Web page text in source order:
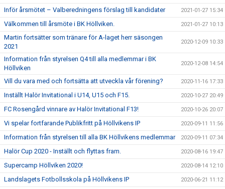
Inför årsmötet – Valberedningens förslag till kandidater 2021-01-27 15:34
Välkommen till årsmöte i BK Höllviken. 2021-01-27 10:13
Martin fortsätter som tränare för A-laget herr säsongen
2021
2020-12-09 10:33
Information från styrelsen Q4 till alla medlemmar i BK
Höllviken
2020-12-08 14:54
Vill du vara med och fortsätta att utveckla vår förening? 2020-11-16 17:33
Inställt Halör Invitational i U14, U15 och F15. 2020-10-27 20:49
FC Rosengård vinnare av Halör Invitational F13! 2020-10-26 20:07
Vi spelar fortfarande Publikfritt på Höllvikens IP 2020-09-11 11:56
Information från styrelsen till alla BK Höllvikens medlemmar 2020-09-11 07:34
Halör Cup 2020 - Inställt och flyttas fram. 2020-08-16 19:47
Supercamp Höllviken 2020! 2020-08-14 12:10
Landslagets Fotbollsskola på Höllvikens IP 2020-06-21 11:12